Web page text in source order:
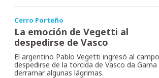
Cerro Porteño
La emoción de Vegetti al
despedirse de Vasco
El argentino Pablo Vegetti ingresó al
despedirse de la torcida de Vasco da
derramar algunas lágrimas.